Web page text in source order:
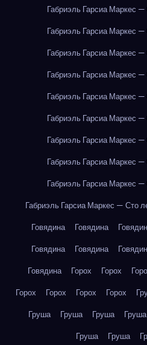
Габриэль Гарсиа Маркес
Габриэль Гарсиа Маркес
Габриэль Гарсиа Маркес
Габриэль Гарсиа Маркес
Габриэль Гарсиа Маркес
Габриэль Гарсиа Маркес
Габриэль Гарсиа Маркес
Габриэль Гарсиа Маркес
Габриэль Гарсиа Маркес
Габриэль Гарсиа Маркес — Сто
Говядина
Говядина
Говядина
Говядина
Говядина
Горох Горох
Горох
Горох Горох Горох
Груша
Груша Груша Груша
Груша
Груша